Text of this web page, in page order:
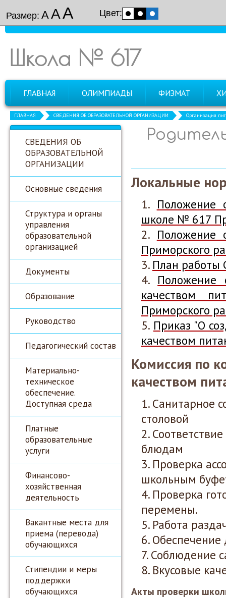
Размер: ААА Цвет:
Школа № 617
ГЛАВНАЯ ОЛИМПИАДЫ ФИЗМАТ
ГЛАВНАЯ СВЕДЕНИЯ ОБ ОБРАЗОВАТЕЛЬНОЙ ОРГАНИЗАЦИИ Организация
СВЕДЕНИЯ ОБ
ОБРАЗОВАТЕЛЬНОЙ
ОРГАНИЗАЦИИ
Основные сведения
Структура и органы
управления
образовательной
организацией
Документы
Образование
Руководство
Педагогический состав
Материально-
техническое
обеспечение.
Доступная среда
Платные
образовательные
услуги
Финансово-
хозяйственная
деятельность
Вакантные места для
приема (перевода)
обучающихся
Стипендии и меры
поддержки
обучающихся
Локальные
Положение
школе № 617
Приморского
План работы
Положение
качеством
Приморского
Приказ "О
качеством
Комиссия по
качеством
Санитарное
столовой
блюдам
Проверка
школьным
Проверка
перемены.
Работа
Соблюдение
Вкусовые
Акты проверки